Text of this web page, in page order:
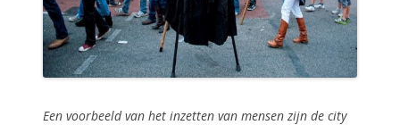
Een voorbeeld van het inzetten van mensen zijn de city